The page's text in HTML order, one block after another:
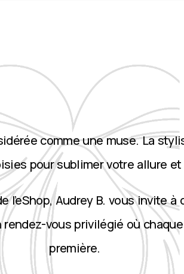
comme une muse. La
pour sublimer votre allure
l’eShop, Audrey B. vous invite
vous privilégié où
première.